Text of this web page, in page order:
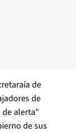
de
de
de alerta"
de sus